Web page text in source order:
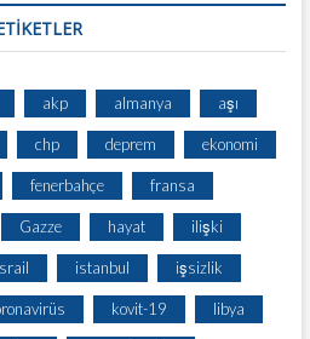
akp almanya aşı
chp deprem ekonomi
fenerbahçe fransa
Gazze hayat ilişki
istanbul işsizlik
kovit-19 libya